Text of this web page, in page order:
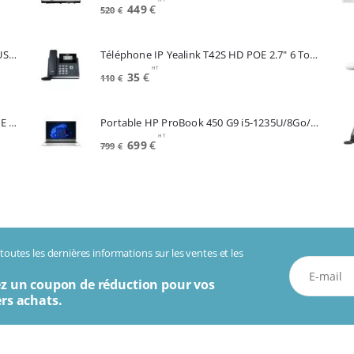
Souris APPLE A3204 Magic Mouse White USB-C (MXK53Z/A)
Telephone IP CISCO SPA504G 4 Lignes POE 2 Lan Switch Ecran Mono*Renew (SPA504G)
520 € Le
était :
520€.
449€Le
est :
449€.
Téléphone IP Yealink T42S HD POE 2.7" 6 Touches *Reconditionné* (SIP-T42S)
110 € Le
était :
110€.
35 €Le
est :
35€.
HT
Portable HP ProBook 450 G9 i5-1235U/8Go/256Go SSD/15.6"/W11Pro (6A286EA#ABF)
799 € Le
699€Le
HT
les dernières informations sur les ventes et les
un coupon de réduction pour vos
achats.